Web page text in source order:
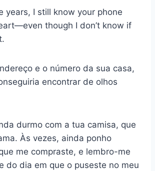
years, I still know your phone
though I don’t know if
e o número da sua casa,
encontrar de olhos
durmo com a tua camisa, que
Às vezes, ainda ponho
me compraste, e lembro-me
do dia em que o puseste no meu